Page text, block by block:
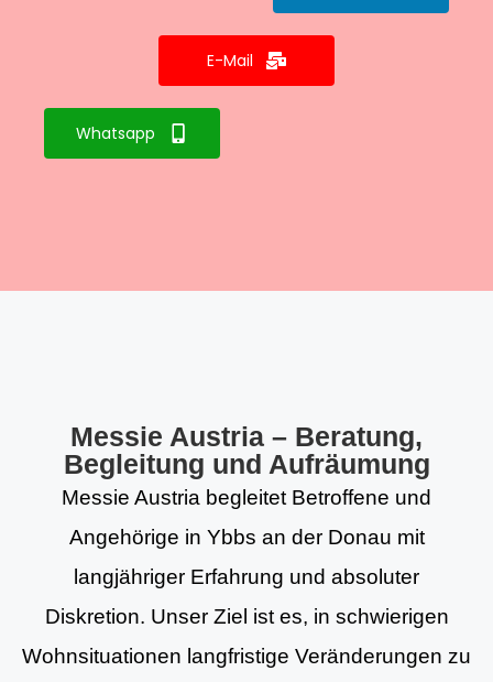
E-Mail
Whatsapp
Messie Austria – Beratung,
Begleitung und Aufräumung
Messie Austria begleitet Betroffene und
Angehörige in Ybbs an der Donau mit
langjähriger Erfahrung und absoluter
Diskretion. Unser Ziel ist es, in schwierigen
Wohnsituationen langfristige Veränderungen zu